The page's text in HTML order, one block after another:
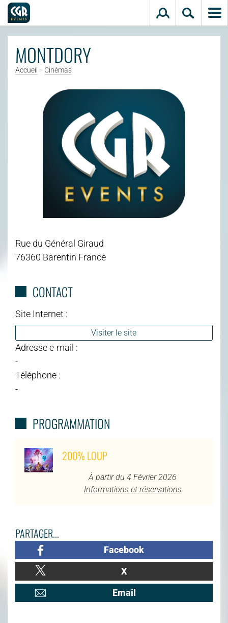
MONTDORY
Accueil > Cinémas
Rue du Général Giraud
76360 Barentin France
CONTACT
Site Internet :
Visiter le site
Adresse e-mail :
-
Téléphone :
-
PROGRAMMATION
200% LOUP
À partir du 4 Février 2026
Informations et réservations
PARTAGER...
Facebook
X
Email